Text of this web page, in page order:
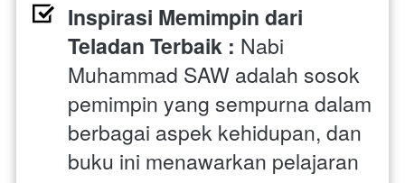
Inspirasi Memimpin dari
Teladan Terbaik : Nabi
Muhammad SAW adalah sosok
pemimpin yang sempurna dalam
berbagai aspek kehidupan, dan
buku ini menawarkan pelajaran